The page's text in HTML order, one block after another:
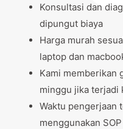
Konsultasi dan
dipungut biaya
Harga murah
laptop dan
Kami memberikan
minggu jika terjadi
Waktu pengerjaan
menggunakan